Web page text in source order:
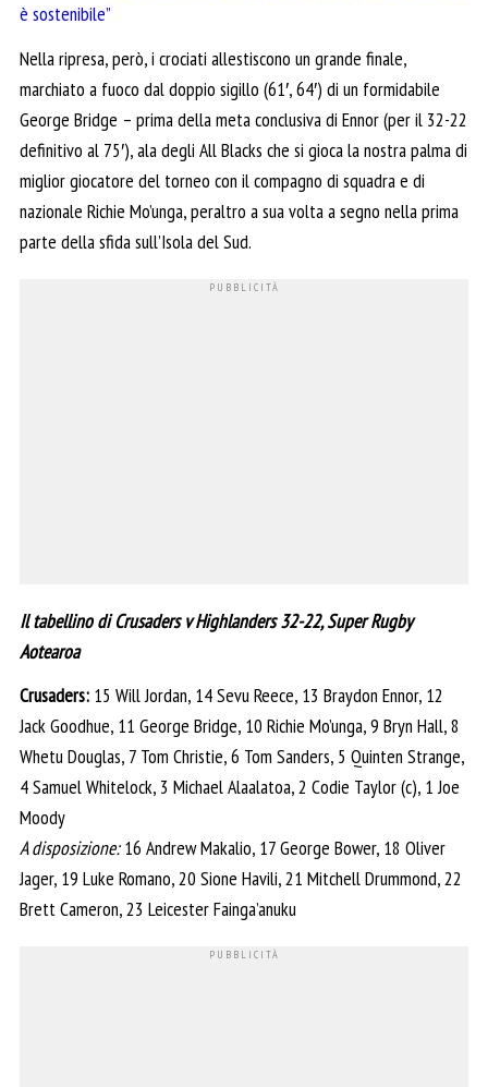
è sostenibile”
Nella ripresa, però, i crociati allestiscono un grande finale,
marchiato a fuoco dal doppio sigillo (61′, 64′) di un formidabile
George Bridge – prima della meta conclusiva di Ennor (per il 32-22
definitivo al 75′), ala degli All Blacks che si gioca la nostra palma di
miglior giocatore del torneo con il compagno di squadra e di
nazionale Richie Mo’unga, peraltro a sua volta a segno nella prima
parte della sfida sull’Isola del Sud.
Il tabellino di Crusaders v Highlanders 32-22, Super Rugby
Aotearoa
Crusaders: 15 Will Jordan, 14 Sevu Reece, 13 Braydon Ennor, 12
Jack Goodhue, 11 George Bridge, 10 Richie Mo’unga, 9 Bryn Hall, 8
Whetu Douglas, 7 Tom Christie, 6 Tom Sanders, 5 Quinten Strange,
4 Samuel Whitelock, 3 Michael Alaalatoa, 2 Codie Taylor (c), 1 Joe
Moody
A disposizione:16 Andrew Makalio, 17 George Bower, 18 Oliver
Jager, 19 Luke Romano, 20 Sione Havili, 21 Mitchell Drummond, 22
Brett Cameron, 23 Leicester Fainga’anuku